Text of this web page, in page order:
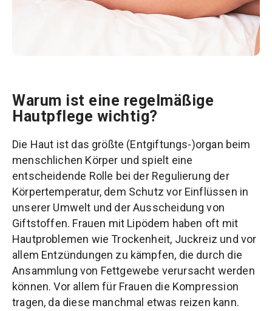
Warum ist eine regelmäßige
Hautpflege wichtig?
Die Haut ist das größte (Entgiftungs-)organ beim
menschlichen Körper und spielt eine
entscheidende Rolle bei der Regulierung der
Körpertemperatur, dem Schutz vor Einflüssen in
unserer Umwelt und der Ausscheidung von
Giftstoffen. Frauen mit Lipödem haben oft mit
Hautproblemen wie Trockenheit, Juckreiz und vor
allem Entzündungen zu kämpfen, die durch die
Ansammlung von Fettgewebe verursacht werden
können. Vor allem für Frauen die Kompression
tragen, da diese manchmal etwas reizen kann.